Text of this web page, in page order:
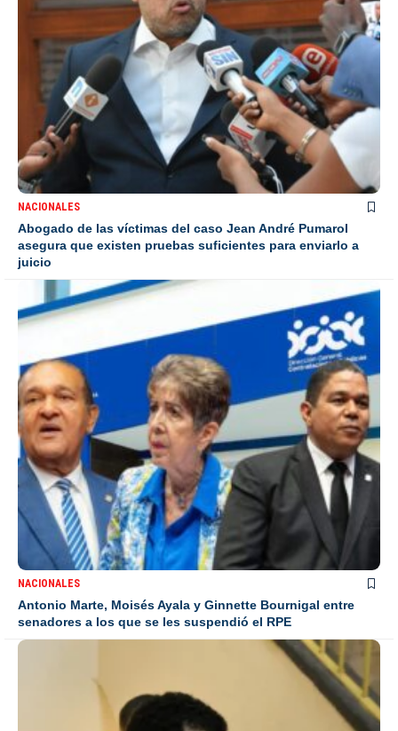
NACIONALES
Abogado de las víctimas del caso Jean André Pumarol
asegura que existen pruebas suficientes para enviarlo a
juicio
NACIONALES
Antonio Marte, Moisés Ayala y Ginnette Bournigal entre
senadores a los que se les suspendió el RPE